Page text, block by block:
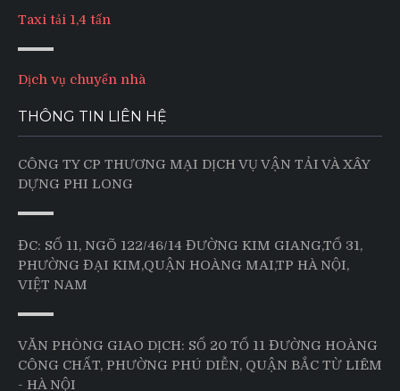
Taxi tải 1,4 tấn
Dịch vụ chuyển nhà
THÔNG TIN LIÊN HỆ
CÔNG TY CP THƯƠNG MẠI DỊCH VỤ VẬN TẢI VÀ XÂY
DỰNG PHI LONG
ĐC: SỐ 11, NGÕ 122/46/14 ĐƯỜNG KIM GIANG,TỔ 31,
PHƯỜNG ĐẠI KIM,QUẬN HOÀNG MAI,TP HÀ NỘI,
VIỆT NAM
VĂN PHÒNG GIAO DỊCH: SỐ 20 TỔ 11 ĐƯỜNG HOÀNG
CÔNG CHẤT, PHƯỜNG PHÚ DIỄN, QUẬN BẮC TỪ LIÊM
- HÀ NỘI